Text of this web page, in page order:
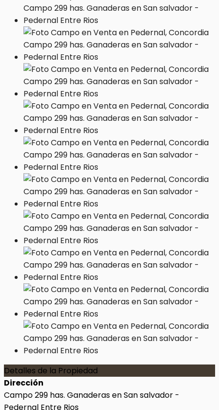
Detalles de la Propiedad
Dirección
Campo 299 has. Ganaderas en San salvador -
Pedernal Entre Rios